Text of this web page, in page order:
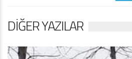
DIĞER YAZILAR